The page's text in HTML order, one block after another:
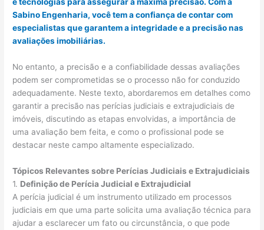
Sabino Engenharia, você tem a confiança de contar com
especialistas que garantem a integridade e a precisão nas
avaliações imobiliárias.
No entanto, a precisão e a confiabilidade dessas avaliações
podem ser comprometidas se o processo não for conduzido
adequadamente. Neste texto, abordaremos em detalhes como
garantir a precisão nas perícias judiciais e extrajudiciais de
imóveis, discutindo as etapas envolvidas, a importância de
uma avaliação bem feita, e como o profissional pode se
destacar neste campo altamente especializado.
Tópicos Relevantes sobre Perícias Judiciais e Extrajudiciais
1. Definição de Perícia Judicial e Extrajudicial
A perícia judicial é um instrumento utilizado em processos
judiciais em que uma parte solicita uma avaliação técnica para
ajudar a esclarecer um fato ou circunstância, o que pode